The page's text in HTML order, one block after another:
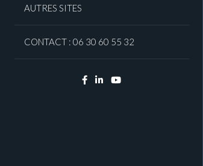
AUTRES SITES
CONTACT : 06 30 60 55 32
Facebook
LinkedinYouTube